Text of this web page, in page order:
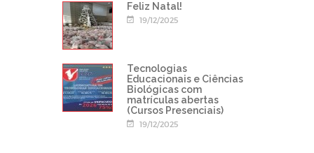
Feliz Natal!
19/12/2025
Tecnologias
Educacionais e Ciências
Biológicas com
matrículas abertas
(Cursos Presenciais)
19/12/2025